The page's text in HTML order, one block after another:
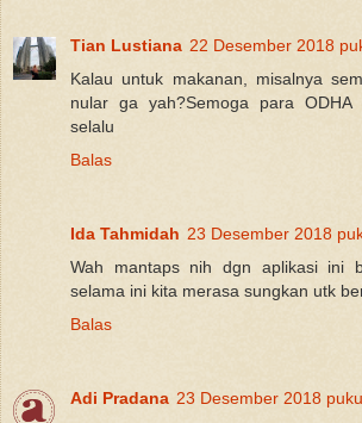
Tian Lustiana 22 Desember 2018
Kalau untuk makanan, misalnya
nular ga yah?Semoga para ODHA
selalu
Balas
Ida Tahmidah 23 Desember 2018
Wah mantaps nih dgn aplikasi ini
selama ini kita merasa sungkan utk
Balas
Adi Pradana 23 Desember 2018